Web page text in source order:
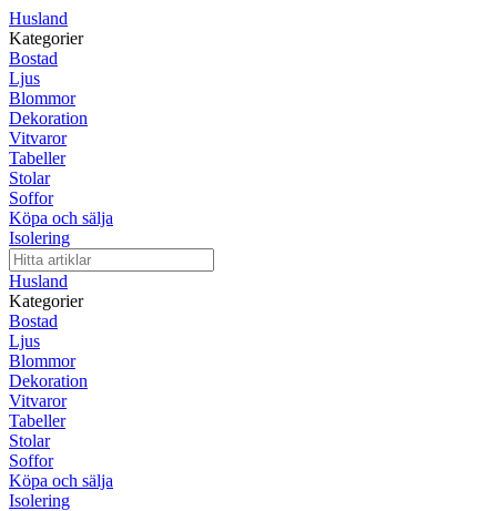
Husland
Kategorier
Bostad
Ljus
Blommor
Dekoration
Vitvaror
Tabeller
Stolar
Soffor
Köpa och sälja
Isolering
Husland
Kategorier
Bostad
Ljus
Blommor
Dekoration
Vitvaror
Tabeller
Stolar
Soffor
Köpa och sälja
Isolering